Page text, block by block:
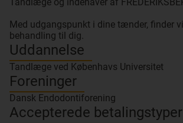
Med udgangspunkt i dine tænder, finder
behandling til dig.
Uddannelse
Tandlæge ved Københavs Universitet
Foreninger
Dansk Endodontiforening
Accepterede betalingstyper